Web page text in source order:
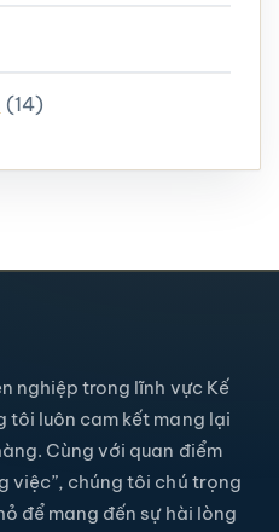
(14)
nghiệp trong lĩnh vực Kế
tôi luôn cam kết mang lại
Cùng với quan điểm
việc”, chúng tôi chú trọng
để mang đến sự hài lòng